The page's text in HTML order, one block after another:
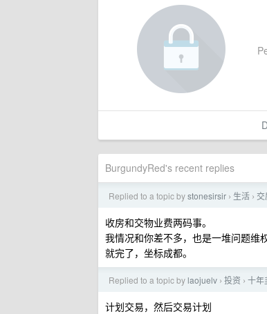
BurgundyRed's recent replies
Replied to a topic bystonesirsir › 生活 ›
收房和交物业费两码事。
我情况和你差不多，也是一堆问题维
就完了，坐标成都。
Replied to a topic by laojuelv › 投资 › 十年
计划交易，然后交易计划